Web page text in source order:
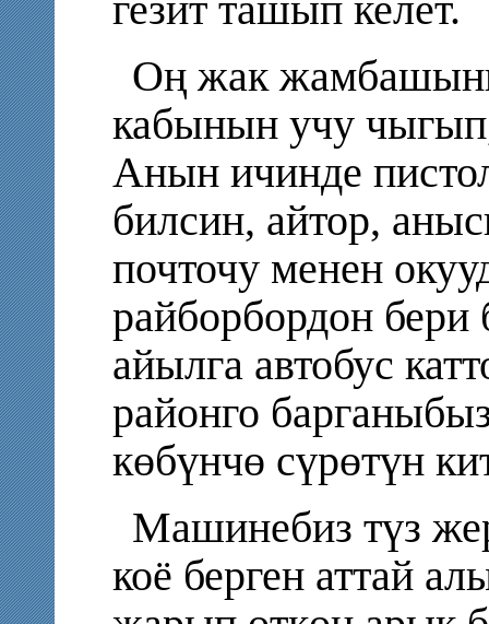
Оң жак
кабынын учу
Анын ичинде
билсин, айтор,
почточу менен
райборбордон бери
айылга автобус
районго
көбүнчө сүрөтүн
Машинебиз түз
коё берген аттай